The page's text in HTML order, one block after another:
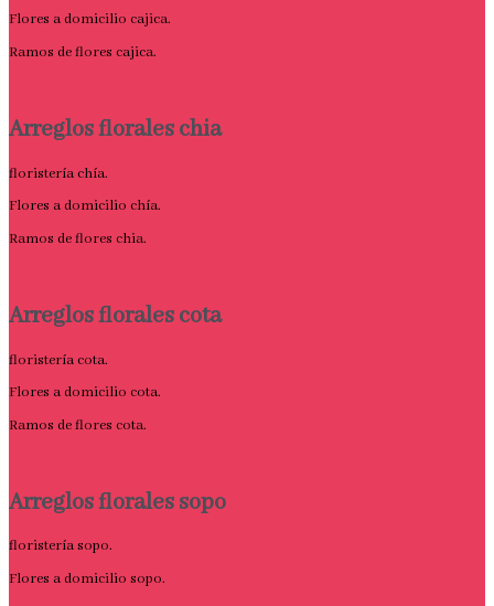
Flores a domicilio cajica.
Ramos de flores cajica.
Arreglos florales chia
floristería chía.
Flores a domicilio chía.
Ramos de flores chia.
Arreglos florales cota
floristería cota.
Flores a domicilio cota.
Ramos de flores cota.
Arreglos florales sopo
floristería sopo.
Flores a domicilio sopo.